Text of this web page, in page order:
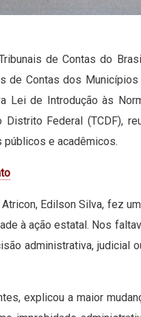
de Contas do
de Contas dos
Lei de Introdução às
Federal (TCDF),
e acadêmicos.
Edilson Silva, fez
à ação estatal. Nos
administrativa,
explicou a maior